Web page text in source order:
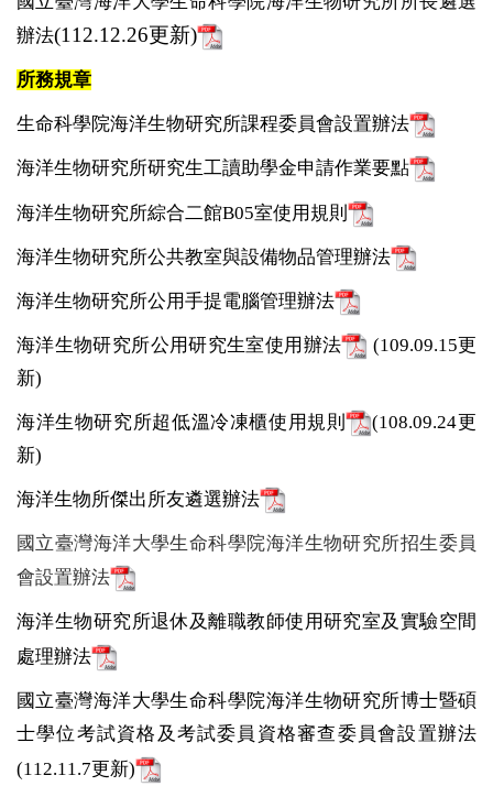
辦法(112.12.26更新)
所務規章
生命科學院海洋生物研究所課程委員會設置辦法
海洋生物研究所研究生工讀助學金申請作業要點
海洋生物研究所綜合二館B05室使用規則
海洋生物研究所公共教室與設備物品管理辦法
海洋生物研究所公用手提電腦管理辦法
海洋生物研究所公用研究生室使用辦法
(109.09.15更
新)
海洋生物研究所超低溫冷凍櫃使用規則
(108.09.24更
新)
海洋生物所傑出所友遴選辦法
國立臺灣海洋大學生命科學院海洋生物研究所招生委員
會設置辦法
海洋生物研究所退休及離職教師使用研究室及實驗空間
處理辦法
國立臺灣海洋大學生命科學院海洋生物研究所博士暨碩
士學位考試資格及考試委員資格審查委員會設置辦法
(112.11.7更新)